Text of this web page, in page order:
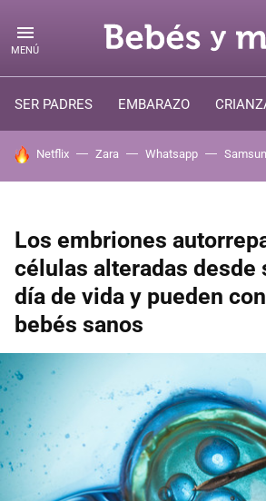
MENÚ
SER PADRES EMBARAZO
HOY SE HABLA DE
Netflix Zara Whatsapp
Los embriones
células alteradas desde
día de vida y pueden
bebés sanos